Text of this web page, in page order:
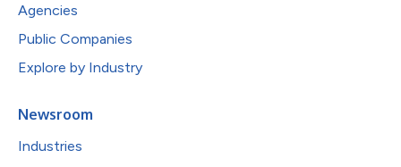
Agencies
Public Companies
Explore by Industry
Newsroom
Industries